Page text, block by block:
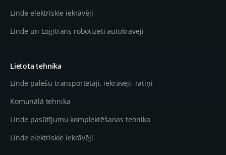
Linde elektriskie iekrāvēji
Linde un Logitrans robotizēti autokrāvēji
Lietota tehnika
Linde palešu transportētāji, iekrāvēji, ratiņi
Komunālā tehnika
Linde pasūtījumu komplektēšanas tehnika
Linde elektriskie iekrāvēji